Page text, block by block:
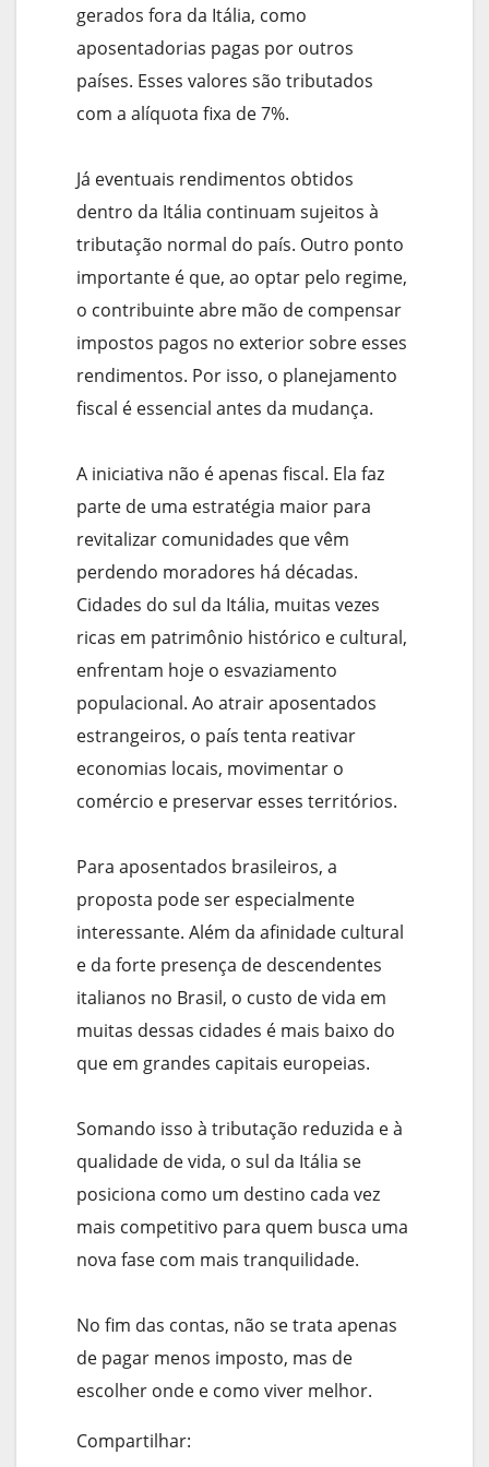
gerados fora da Itália, como
aposentadorias pagas por outros
países. Esses valores são tributados
com a alíquota fixa de 7%.
Já eventuais rendimentos obtidos
dentro da Itália continuam sujeitos à
tributação normal do país. Outro ponto
importante é que, ao optar pelo regime,
o contribuinte abre mão de compensar
impostos pagos no exterior sobre esses
rendimentos. Por isso, o planejamento
fiscal é essencial antes da mudança.
A iniciativa não é apenas fiscal. Ela faz
parte de uma estratégia maior para
revitalizar comunidades que vêm
perdendo moradores há décadas.
Cidades do sul da Itália, muitas vezes
ricas em patrimônio histórico e cultural,
enfrentam hoje o esvaziamento
populacional. Ao atrair aposentados
estrangeiros, o país tenta reativar
economias locais, movimentar o
comércio e preservar esses territórios.
Para aposentados brasileiros, a
proposta pode ser especialmente
interessante. Além da afinidade cultural
e da forte presença de descendentes
italianos no Brasil, o custo de vida em
muitas dessas cidades é mais baixo do
que em grandes capitais europeias.
Somando isso à tributação reduzida e à
qualidade de vida, o sul da Itália se
posiciona como um destino cada vez
mais competitivo para quem busca uma
nova fase com mais tranquilidade.
No fim das contas, não se trata apenas
de pagar menos imposto, mas de
escolher onde e como viver melhor.
Compartilhar: